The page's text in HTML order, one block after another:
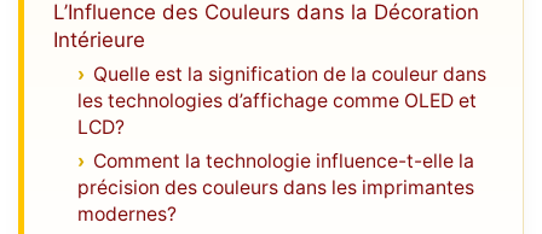
L’Influence des Couleurs dans la Décoration
Intérieure
Quelle est la signification de la couleur dans
les technologies d’affichage comme OLED et
LCD?
Comment la technologie influence-t-elle la
précision des couleurs dans les imprimantes
modernes?